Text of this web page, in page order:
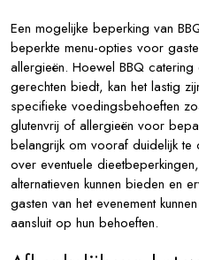
Een mogelijke beperking van
beperkte menu-opties voor
allergieën. Hoewel BBQ
gerechten biedt, kan het lastig
specifieke voedingsbehoeften
glutenvrij of allergieën voor
belangrijk om vooraf duidelijk te
over eventuele
alternatieven kunnen bieden en
gasten van het evenement
aansluit op hun behoeften.